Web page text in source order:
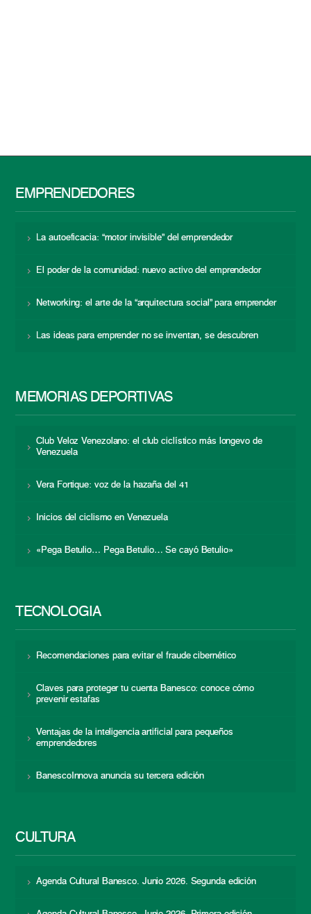
EMPRENDEDORES
La autoeficacia: “motor invisible” del emprendedor
El poder de la comunidad: nuevo activo del emprendedor
Networking: el arte de la “arquitectura social” para emprender
Las ideas para emprender no se inventan, se descubren
MEMORIAS DEPORTIVAS
Club Veloz Venezolano: el club ciclístico más longevo de
Venezuela
Vera Fortique: voz de la hazaña del 41
Inicios del ciclismo en Venezuela
«Pega Betulio… Pega Betulio… Se cayó Betulio»
TECNOLOGÍA
Recomendaciones para evitar el fraude cibernético
Claves para proteger tu cuenta Banesco: conoce cómo
prevenir estafas
Ventajas de la inteligencia artificial para pequeños
emprendedores
BanescoInnova anuncia su tercera edición
CULTURA
Agenda Cultural Banesco. Junio 2026. Segunda edición